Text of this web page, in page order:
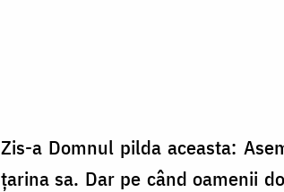
Zis-a Domnul pilda aceasta:
țarina sa. Dar pe când oamenii